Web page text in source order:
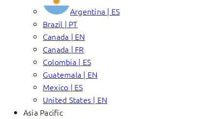
Argentina | ES
Brazil | PT
Canada | EN
Canada | FR
Colombia | ES
Guatemala | EN
Mexico | ES
United States | EN
Asia Pacific